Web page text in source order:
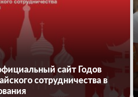
сайт Годов
сотрудничества в